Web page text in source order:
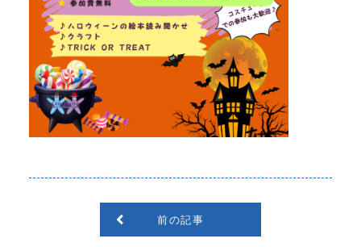
前の記事